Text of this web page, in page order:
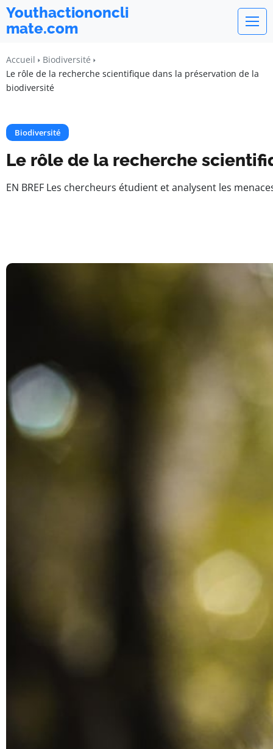
Youthactiononcli
mate.com
Accueil
Biodiversité
Le rôle de la recherche scientifique dans la préservation de la
biodiversité
Biodiversité
Le rôle de la recherche
EN BREF Les chercheurs étudient et analysent les